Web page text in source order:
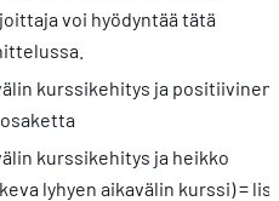
voi hyödyntää tätä
kurssikehitys ja positiivinen
kurssikehitys ja heikko
lyhyen aikavälin kurssi) =